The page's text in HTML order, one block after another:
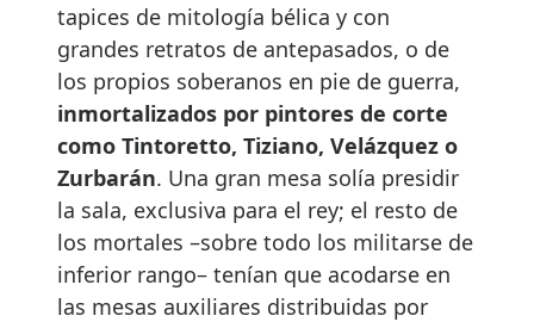
tapices de mitología bélica y con
grandes retratos de antepasados, o de
los propios soberanos en pie de guerra,
inmortalizados por pintores de corte
como Tintoretto, Tiziano, Velázquez o
Zurbarán. Una gran mesa solía presidir
la sala, exclusiva para el rey; el resto de
los mortales –sobre todo los militarse de
inferior rango– tenían que acodarse en
las mesas auxiliares distribuidas por